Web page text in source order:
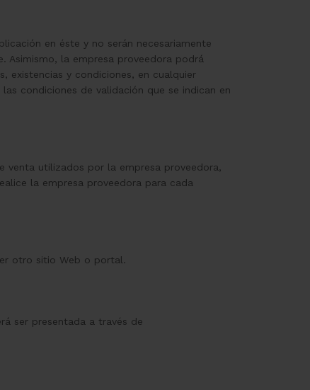
en éste y no serán necesariamente
Asimismo, la empresa proveedora podrá
existencias y condiciones, en cualquier
condiciones de validación que se indican en
utilizados por la empresa proveedora,
la empresa proveedora para cada
otro sitio Web o portal.
ser presentada a través de